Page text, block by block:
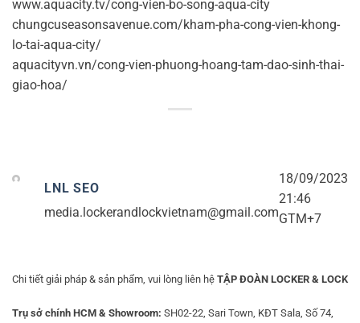
www.aquacity.tv/cong-vien-bo-song-aqua-city
chungcuseasonsavenue.com/kham-pha-cong-vien-khong-
lo-tai-aqua-city/
aquacityvn.vn/cong-vien-phuong-hoang-tam-dao-sinh-thai-
giao-hoa/
LNL SEO
media.lockerandlockvietnam@gmail.com
18/09/2023
21:46
GTM+7
Chi tiết giải pháp & sản phẩm, vui lòng liên hệ TẬP ĐOÀN LOCKER & LOCK
Trụ sở chính HCM & Showroom: SH02-22, Sari Town, KĐT Sala, Số 74,